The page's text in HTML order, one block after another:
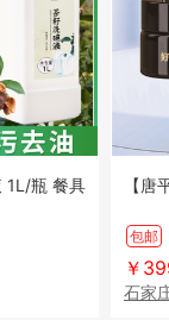
1L/瓶 餐具
【
包邮
￥
石家